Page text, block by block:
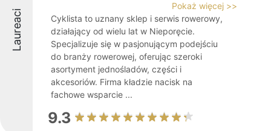
Laureaci
Pokaż więcej >>
Cyklista to uznany sklep i serwis rowerowy,
działający od wielu lat w Nieporęcie.
Specjalizuje się w pasjonującym podejściu
do branży rowerowej, oferując szeroki
asortyment jednośladów, części i
akcesoriów. Firma kładzie nacisk na
fachowe wsparcie ...
9.3